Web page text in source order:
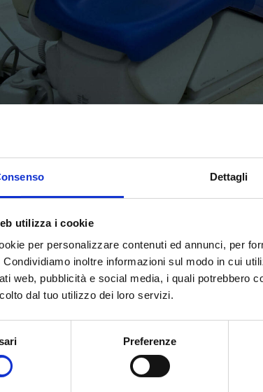
Dettagli
utilizza i cookie
per personalizzare contenuti ed annunci, per
Condividiamo inoltre informazioni sul modo in cui
web, pubblicità e social media, i quali potrebbero
dal tuo utilizzo dei loro servizi.
Preferenze
Estetica dentale
Trattamenti per migliorare l'aspetto del
sorriso.